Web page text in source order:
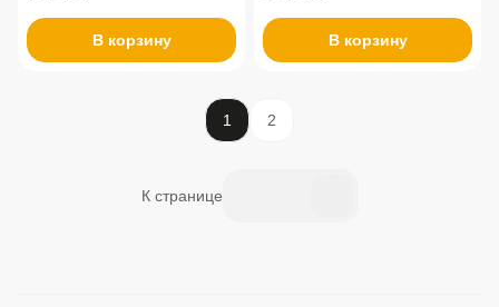
В корзину В корзину
1 2
К странице